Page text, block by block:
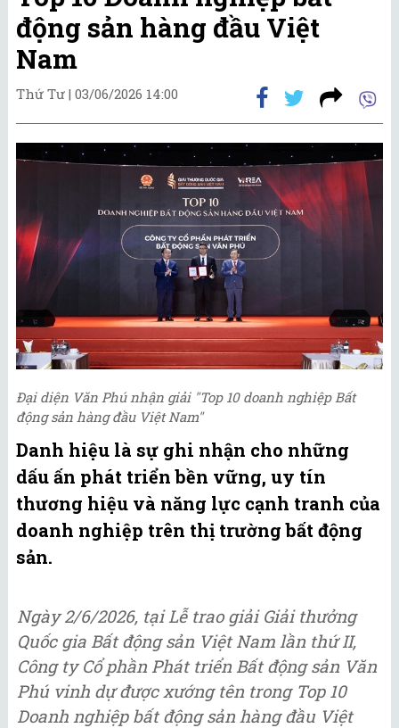
động sản hàng đầu Việt
Nam
Thứ Tư | 03/06/2026 14:00
Đại diện Văn Phú nhận giải "Top 10 doanh nghiệp Bất
động sản hàng đầu Việt Nam"
Danh hiệu là sự ghi nhận cho những
dấu ấn phát triển bền vững, uy tín
thương hiệu và năng lực cạnh tranh của
doanh nghiệp trên thị trường bất động
sản.
Ngày 2/6/2026, tại Lễ trao giải Giải thưởng
Quốc gia Bất động sản Việt Nam lần thứ II,
Công ty Cổ phần Phát triển Bất động sản Văn
Phú vinh dự được xướng tên trong Top 10
Doanh nghiệp bất động sản hàng đầu Việt